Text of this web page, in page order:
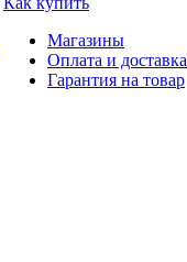
Магазины
Оплата и доставка
Гарантия на товар